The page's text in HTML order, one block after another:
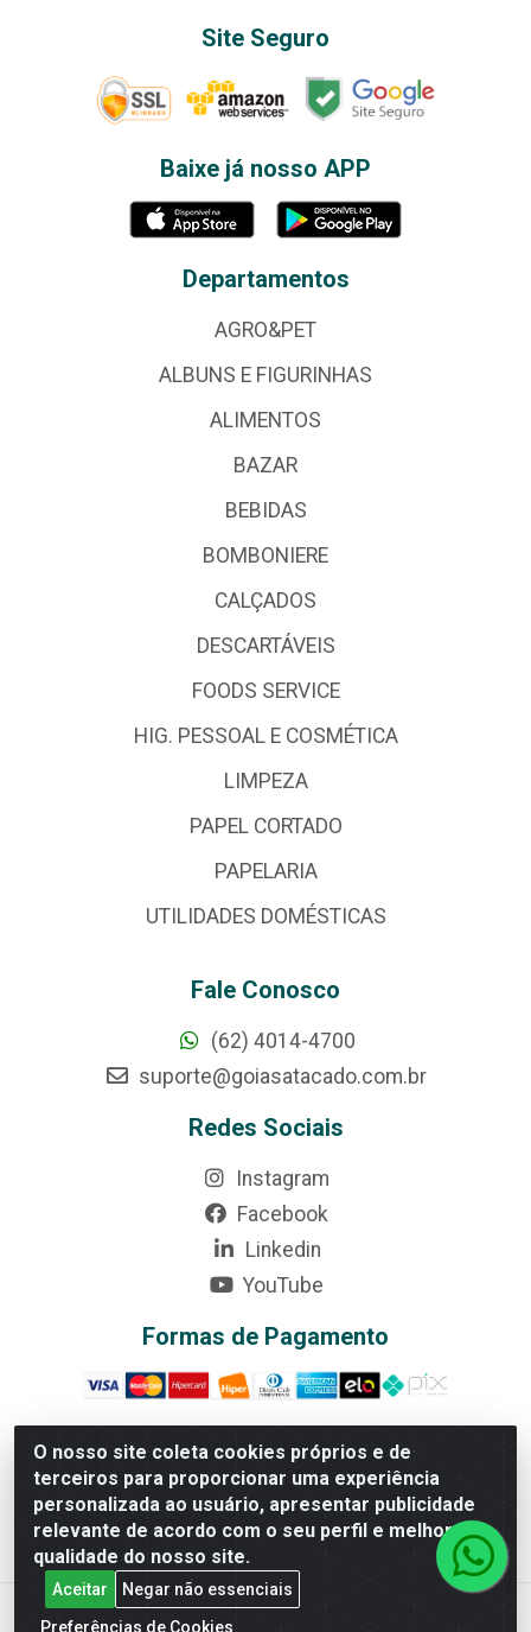
O nosso site coleta cookies próprios e de
terceiros para proporcionar uma experiência
personalizada ao usuário, apresentar publicidade
relevante de acordo com o seu perfil e melhorar a
qualidade do nosso site.
Aceitar
Negar não essenciais
Preferências de Cookies
Site Seguro
Baixe já nosso APP
Departamentos
AGRO&PET
ALBUNS E FIGURINHAS
ALIMENTOS
BAZAR
BEBIDAS
BOMBONIERE
CALÇADOS
DESCARTÁVEIS
FOODS SERVICE
HIG. PESSOAL E COSMÉTICA
LIMPEZA
PAPEL CORTADO
PAPELARIA
UTILIDADES DOMÉSTICAS
Fale Conosco
(62) 4014-4700
suporte@goiasatacado.com.br
Redes Sociais
Instagram
Facebook
Linkedin
YouTube
Formas de Pagamento
Rede Brasil - Avenida Universitária, nº 3860, Jardim das
Américas II Etapa - Anápolis/GO - CEP 75070-415 - CNPJ
07.728.073/0002-24